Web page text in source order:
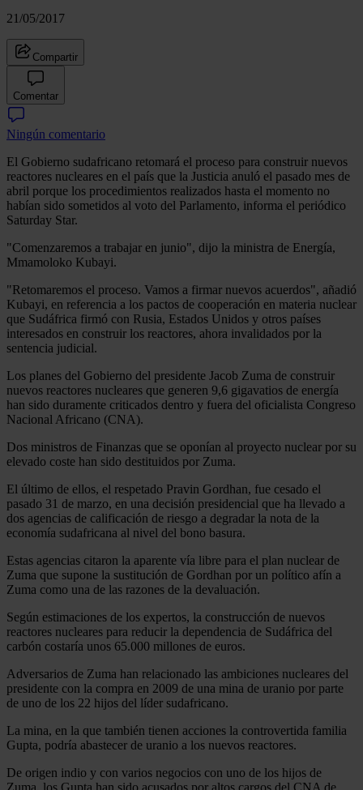
21/05/2017
Compartir
Comentar
Ningún comentario
El Gobierno sudafricano retomará el proceso para construir nuevos
reactores nucleares en el país que la Justicia anuló el pasado mes de
abril porque los procedimientos realizados hasta el momento no
habían sido sometidos al voto del Parlamento, informa el periódico
Saturday Star.
"Comenzaremos a trabajar en junio", dijo la ministra de Energía,
Mmamoloko Kubayi.
"Retomaremos el proceso. Vamos a firmar nuevos acuerdos", añadió
Kubayi, en referencia a los pactos de cooperación en materia nuclear
que Sudáfrica firmó con Rusia, Estados Unidos y otros países
interesados en construir los reactores, ahora invalidados por la
sentencia judicial.
Los planes del Gobierno del presidente Jacob Zuma de construir
nuevos reactores nucleares que generen 9,6 gigavatios de energía
han sido duramente criticados dentro y fuera del oficialista Congreso
Nacional Africano (CNA).
Dos ministros de Finanzas que se oponían al proyecto nuclear por su
elevado coste han sido destituidos por Zuma.
El último de ellos, el respetado Pravin Gordhan, fue cesado el
pasado 31 de marzo, en una decisión presidencial que ha llevado a
dos agencias de calificación de riesgo a degradar la nota de la
economía sudafricana al nivel del bono basura.
Estas agencias citaron la aparente vía libre para el plan nuclear de
Zuma que supone la sustitución de Gordhan por un político afín a
Zuma como una de las razones de la devaluación.
Según estimaciones de los expertos, la construcción de nuevos
reactores nucleares para reducir la dependencia de Sudáfrica del
carbón costaría unos 65.000 millones de euros.
Adversarios de Zuma han relacionado las ambiciones nucleares del
presidente con la compra en 2009 de una mina de uranio por parte
de uno de los 22 hijos del líder sudafricano.
La mina, en la que también tienen acciones la controvertida familia
Gupta, podría abastecer de uranio a los nuevos reactores.
De origen indio y con varios negocios con uno de los hijos de
Zuma, los Gupta han sido acusados por altos cargos del CNA de